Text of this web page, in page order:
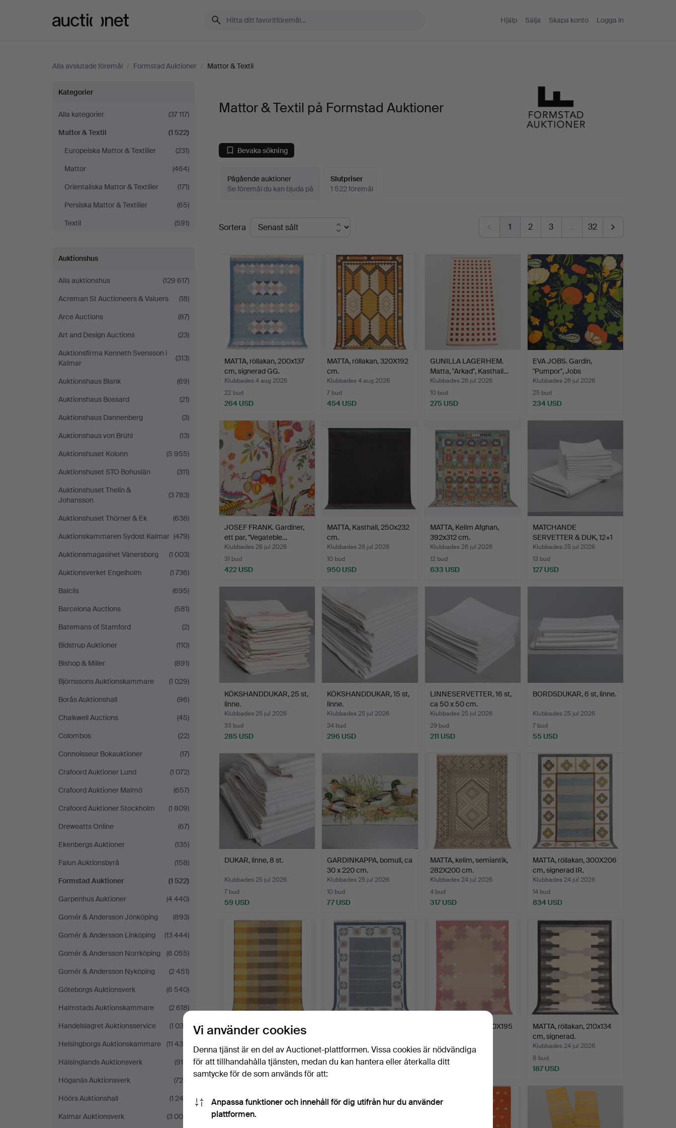
Hjälp Sälja Skapa konto Logga in
Alla avslutade föremål / Formstad Auktioner / Mattor & Textil
Mattor
&
Textil
på
Formstad
Auktioner
Kategorier
Alla kategorier
(37 117)
Mattor & Textil
(1 522)
Europeiska Mattor & Textilier
(231)
Mattor
(464)
Orientaliska Mattor & Textilier
(171)
Persiska Mattor & Textilier
(65)
Textil
(591)
Auktionshus
Alla auktionshus
(129 617)
Acreman St Auctioneers & Valuers
(18)
Arce Auctions
(87)
Art and Design Auctions
(23)
Auktionsfirma Kenneth Svensson i
Kalmar
(313)
Auktionshaus Blank
(69)
Auktionshaus Bossard
(21)
Auktionshaus Dannenberg
(3)
Auktionshaus von Brühl
(13)
Auktionshuset Kolonn
(5 955)
Auktionshuset STO Bohuslän
(311)
Auktionshuset Thelin &
Johansson
(3 783)
Auktionshuset Thörner & Ek
(638)
Auktionskammaren Sydost Kalmar (479)
Auktionsmagasinet Vänersborg
(1 003)
Auktionsverket Engelholm
(1 736)
Balclis
(695)
Barcelona Auctions
(581)
Batemans of Stamford
(2)
Bidstrup Auktioner
(110)
Bishop & Miller
(891)
Björnssons Auktionskammare
(1 029)
Borås Auktionshall
(96)
Chalkwell Auctions
(45)
Colombos
(22)
Connoisseur Bokauktioner
(17)
Crafoord Auktioner Lund
(1 072)
Crafoord Auktioner Malmö
(657)
Crafoord Auktioner Stockholm
(1 809)
Dreweatts Online
(67)
Ekenbergs Auktioner
(135)
Falun Auktionsbyrå
(158)
Formstad Auktioner
(1 522)
Garpenhus Auktioner
(4 440)
Gomér & Andersson Jönköping
(893)
Gomér & Andersson Linköping
(13 444)
Gomér & Andersson Norrköping
(6 055)
Gomér & Andersson Nyköping
(2 451)
Göteborgs Auktionsverk
(6 540)
Halmstads Auktionskammare
(2 618)
Handelslagret Auktionsservice
(1 033)
Helsingborgs Auktionskammare
(11 430)
Hälsinglands Auktionsverk
(915)
Höganäs Auktionsverk
(726)
Höörs Auktionshall
(1 243)
Kalmar Auktionsverk
(3 004)
Mattor & Textil på Formstad Auktioner
Bevaka sökning
Pågående auktioner
Se föremål du kan bjuda på
Slutpriser
1 522 föremål
Slutpriser
Sortera 1 2 3 … 32
MATTA, röllakan, 200x137
cm, signerad GG.
Klubbades 4 aug 2026
22 bud
264 USD
MATTA, röllakan, 320X192
cm.
Klubbades 4 aug 2026
7 bud
454 USD
GUNILLA LAGERHEM.
Matta, "Arkad", Kasthall…
Klubbades 26 jul 2026
10 bud
275 USD
EVA JOBS. Gardin,
"Pumpor", Jobs
Handtryck…
Klubbades 26 jul 2026
25 bud
234 USD
JOSEF FRANK. Gardiner,
ett par, "Vegateble…
Klubbades 26 jul 2026
31 bud
422 USD
MATTA, Kasthall, 250x232
cm.
Klubbades 26 jul 2026
10 bud
950 USD
MATTA, Kelim Afghan,
392x312 cm.
Klubbades 26 jul 2026
12 bud
633 USD
MATCHANDE
SERVETTER & DUK, 12+1
delar, lin…
Klubbades 25 jul 2026
13 bud
127 USD
KÖKSHANDDUKAR, 25 st,
linne.
Klubbades 25 jul 2026
33 bud
285 USD
KÖKSHANDDUKAR, 15 st,
linne.
Klubbades 25 jul 2026
34 bud
296 USD
LINNESERVETTER, 16 st,
ca 50 x 50 cm.
Klubbades 25 jul 2026
29 bud
211 USD
BORDSDUKAR, 6 st, linne.
Klubbades 25 jul 2026
7 bud
55 USD
DUKAR, linne, 8 st.
Klubbades 25 jul 2026
7 bud
59 USD
GARDINKAPPA, bomull, ca
30 x 220 cm.
Klubbades 25 jul 2026
10 bud
77 USD
MATTA, kelim, semiantik,
282X200 cm.
Klubbades 24 jul 2026
4 bud
317 USD
MATTA, röllakan, 300X206
cm, signerad IR.
Klubbades 24 jul 2026
14 bud
834 USD
MATTA, röllakan
(dubbelsidig), 309X196 cm.
Klubbades 24 jul 2026
10 bud
633 USD
Klubbades 24 jul 2026
13 bud
MATTA, röllakan, 290X195
Klubbades 24 jul 2026
8 bud
MATTA, röllakan, 210x134
cm, signerad.
Klubbades 24 jul 2026
8 bud
187 USD
Vi använder cookies
Denna tjänst är en del av Auctionet-plattformen. Vissa cookies är nödvändiga
för att tillhandahålla tjänsten, medan du kan hantera eller återkalla ditt
samtycke för de som används för att:
Anpassa funktioner och innehåll för dig utifrån hur du använder
plattformen.